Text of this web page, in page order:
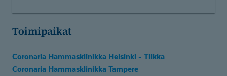
Toimipaikat
Coronaria Hammasklinikka Helsinki - Tilkka
Coronaria Hammasklinikka Tampere